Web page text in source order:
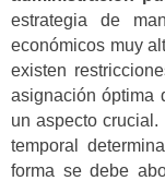
estrategia de
económicos muy
existen
asignación óptima
un aspecto
temporal
forma se debe